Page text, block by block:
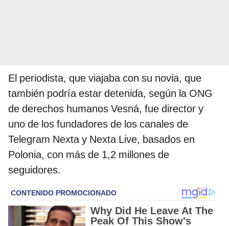
El periodista, que viajaba con su novia, que
también podría estar detenida, según la ONG
de derechos humanos Vesná, fue director y
uno de los fundadores de los canales de
Telegram Nexta y Nexta Live, basados en
Polonia, con más de 1,2 millones de
seguidores.